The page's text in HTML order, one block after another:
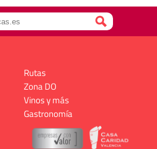
Rutas
Zona DO
Vinos y más
Gastronomía